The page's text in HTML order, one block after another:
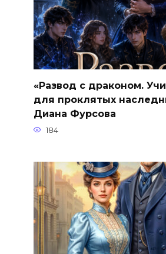
«Развод с драконом.
для проклятых
Диана Фурсова
184